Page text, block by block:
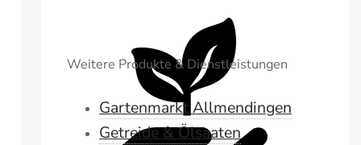
Weitere Produkte & Dienstleistungen
Gartenmarkt Allmendingen
Getreide & Ölsaaten